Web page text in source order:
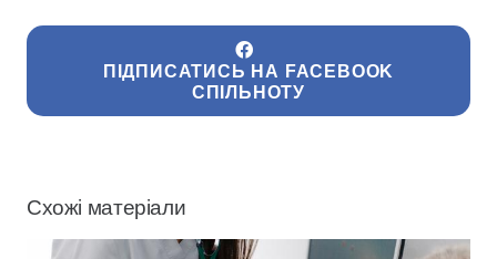
ПІДПИСАТИСЬ НА FACEBOOK
СПІЛЬНОТУ
Схожі матеріали